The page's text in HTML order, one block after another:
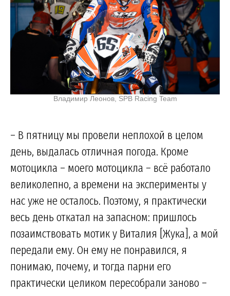
Владимир Леонов, SPB Racing Team
– В пятницу мы провели неплохой в целом
день, выдалась отличная погода. Кроме
мотоцикла – моего мотоцикла – всё работало
великолепно, а времени на эксперименты у
нас уже не осталось. Поэтому, я практически
весь день откатал на запасном: пришлось
позаимствовать мотик у Виталия [Жука], а мой
передали ему. Он ему не понравился, я
понимаю, почему, и тогда парни его
практически целиком пересобрали заново –